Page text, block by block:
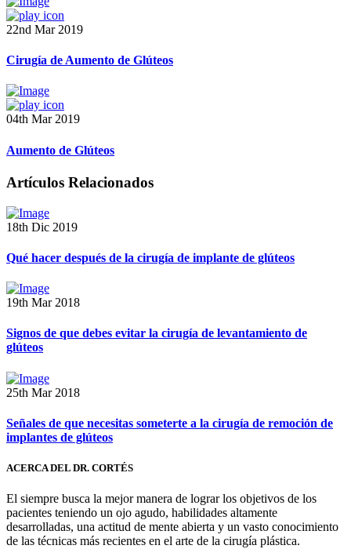
22nd Mar 2019
Cirugía de Aumento de Glúteos
04th Mar 2019
Aumento de Glúteos
Artículos Relacionados
18th Dic 2019
Qué hacer después de la cirugía de implante de glúteos
19th Mar 2018
Signos de que debes evitar la cirugía de levantamiento de
glúteos
25th Mar 2018
Señales de que necesitas someterte a la cirugía de remoción de
implantes de glúteos
ACERCA DEL DR. CORTÉS
El siempre busca la mejor manera de lograr los objetivos de los
pacientes teniendo un ojo agudo, habilidades altamente
desarrolladas, una actitud de mente abierta y un vasto conocimiento
de las técnicas más recientes en el arte de la cirugía plástica.